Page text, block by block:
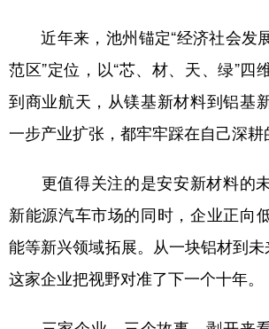
近年来，池州锚定“经济社会发
范区”定位，以“芯、材、天、绿”四
到商业航天，从镁基新材料到铝基
一步产业扩张，都牢牢踩在自己深耕
更值得关注的是安安新材料的
新能源汽车市场的同时，企业正向
能等新兴领域拓展。从一块铝材到未
这家企业把视野对准了下一个十年。